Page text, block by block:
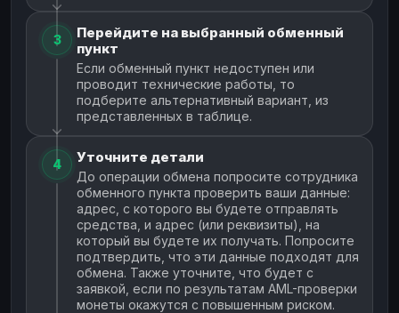
3
Перейдите на выбранный обменный
пункт
Если обменный пункт недоступен или
проводит технические работы, то
подберите альтернативный вариант, из
представленных в таблице.
4 Уточните детали
До операции обмена попросите сотрудника
обменного пункта проверить ваши данные:
адрес, с которого вы будете отправлять
средства, и адрес (или реквизиты), на
который вы будете их получать. Попросите
подтвердить, что эти данные подходят для
обмена. Также уточните, что будет с
заявкой, если по результатам AML-проверки
монеты окажутся с повышенным риском.